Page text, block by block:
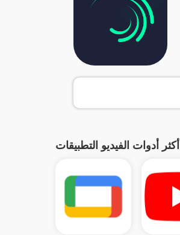
أكثر أدوات الفيديو التطبيقات